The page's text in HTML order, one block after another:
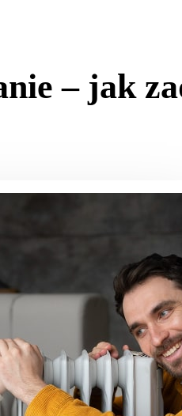
– jak